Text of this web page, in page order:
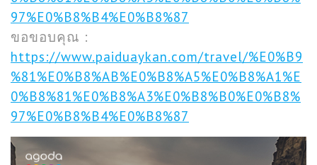
97%E0%B8%B4%E0%B8%87
ขอขอบคุณ :
https://www.paiduaykan.com/travel/%E0%B9
%81%E0%B8%AB%E0%B8%A5%E0%B8%A1%E
0%B8%81%E0%B8%A3%E0%B8%B0%E0%B8%
97%E0%B8%B4%E0%B8%87